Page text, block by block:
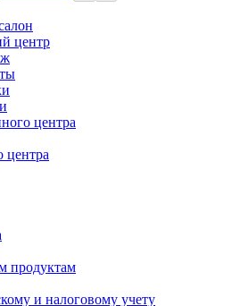
центр
центра
центра
продуктам
и налоговому учету